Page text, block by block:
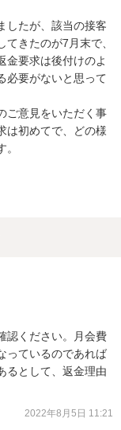
したが、該当の接客
きたのが7月末で、
金要求は後付けのよ
必要がないと思って
ご意見をいただく事
は初めてで、どの様
認ください。月会費
っているのであれば
るとして、返金理由
2022年8月5日 11:21